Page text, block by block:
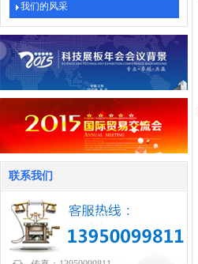
我们的风采
联系我们